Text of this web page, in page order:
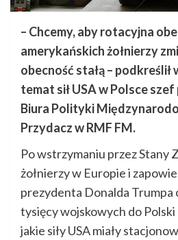
– Chcemy, aby rotacyjna
amerykańskich żołnierzy
obecność stałą – podkreślił
temat sił USA w Polsce
Biura Polityki
Przydacz w RMF FM.
Po wstrzymaniu przez Stany
żołnierzy w Europie i
prezydenta Donalda Trumpa
tysięcy wojskowych do Polski
jakie siły USA miały